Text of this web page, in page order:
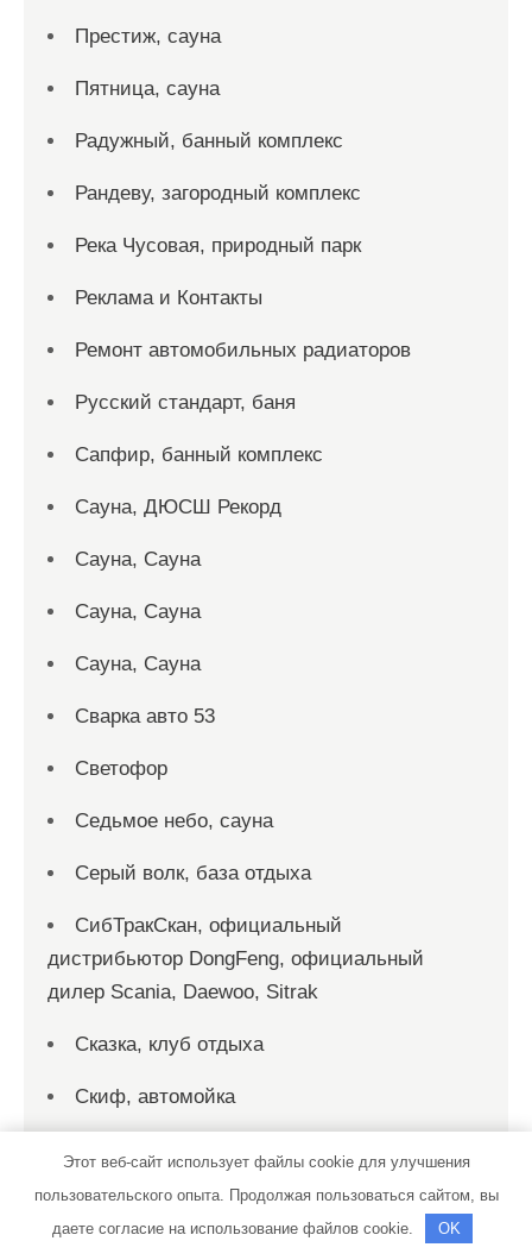
Престиж, сауна
Пятница, сауна
Радужный, банный комплекс
Рандеву, загородный комплекс
Река Чусовая, природный парк
Реклама и Контакты
Ремонт автомобильных радиаторов
Русский стандарт, баня
Сапфир, банный комплекс
Сауна, ДЮСШ Рекорд
Сауна, Сауна
Сауна, Сауна
Сауна, Сауна
Сварка авто 53
Светофор
Седьмое небо, сауна
Серый волк, база отдыха
СибТракСкан, официальный
дистрибьютор DongFeng, официальный
дилер Scania, Daewoo, Sitrak
Сказка, клуб отдыха
Скиф, автомойка
Служба эвакуации, Служба эвакуации
Этот веб-сайт использует файлы cookie для улучшения
пользовательского опыта. Продолжая пользоваться сайтом, вы
даете согласие на использование файлов cookie.
OK